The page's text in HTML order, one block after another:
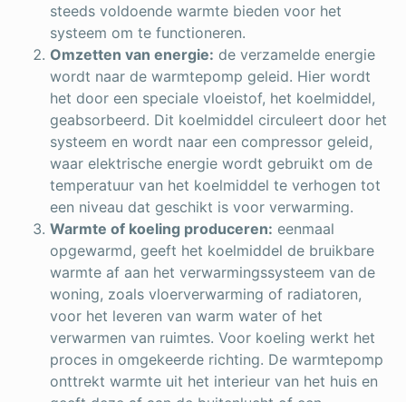
steeds voldoende warmte bieden voor het
systeem om te functioneren.
Omzetten van energie: de verzamelde energie
wordt naar de warmtepomp geleid. Hier wordt
het door een speciale vloeistof, het koelmiddel,
geabsorbeerd. Dit koelmiddel circuleert door het
systeem en wordt naar een compressor geleid,
waar elektrische energie wordt gebruikt om de
temperatuur van het koelmiddel te verhogen tot
een niveau dat geschikt is voor verwarming.
Warmte of koeling produceren: eenmaal
opgewarmd, geeft het koelmiddel de bruikbare
warmte af aan het verwarmingssysteem van de
woning, zoals vloerverwarming of radiatoren,
voor het leveren van warm water of het
verwarmen van ruimtes. Voor koeling werkt het
proces in omgekeerde richting. De warmtepomp
onttrekt warmte uit het interieur van het huis en